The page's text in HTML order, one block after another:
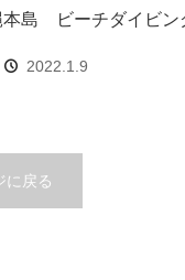
本島 ビーチダイビン
2022.1.9
に戻る